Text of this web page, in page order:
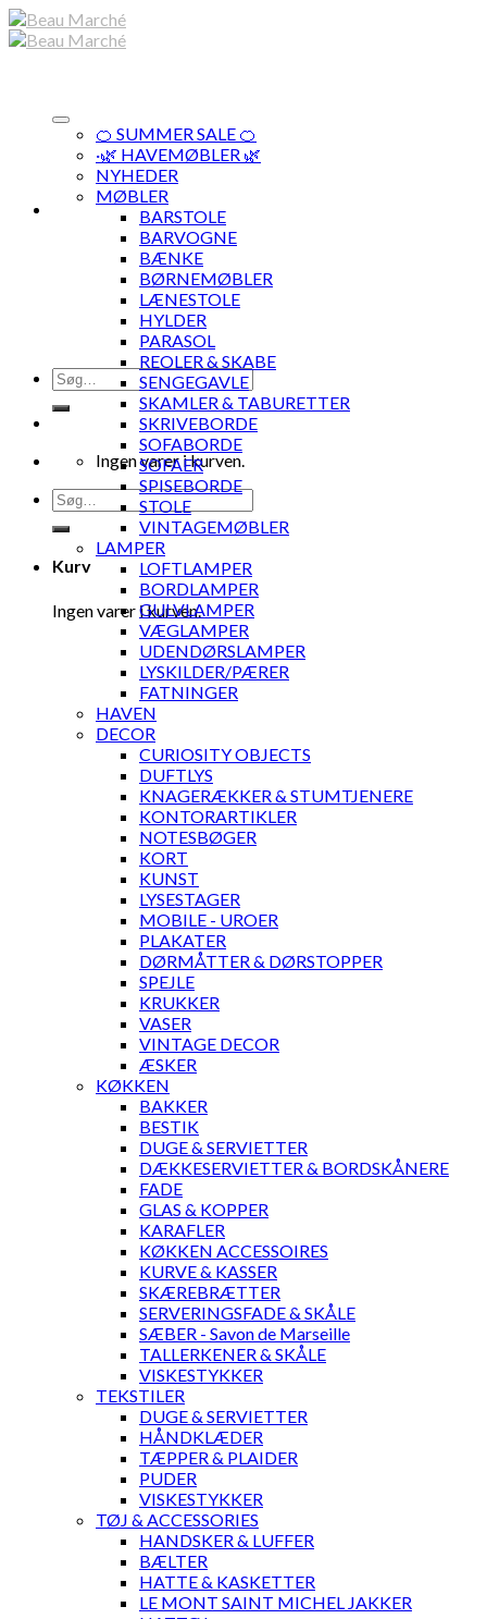
Skip
to
Søg
efter:
Ingen varer i kurven.
Søg
efter:
Kurv
Ingen varer i kurven.
🍊 SUMMER SALE 🍊
·🌿 HAVEMØBLER 🌿
NYHEDER
MØBLER
BARSTOLE
BARVOGNE
BÆNKE
BØRNEMØBLER
LÆNESTOLE
HYLDER
PARASOL
REOLER & SKABE
SENGEGAVLE
SKAMLER & TABURETTER
SKRIVEBORDE
SOFABORDE
SOFAER
SPISEBORDE
STOLE
VINTAGEMØBLER
LAMPER
LOFTLAMPER
BORDLAMPER
GULVLAMPER
VÆGLAMPER
UDENDØRSLAMPER
LYSKILDER/PÆRER
FATNINGER
HAVEN
DECOR
CURIOSITY OBJECTS
DUFTLYS
KNAGERÆKKER & STUMTJENERE
KONTORARTIKLER
NOTESBØGER
KORT
KUNST
LYSESTAGER
MOBILE - UROER
PLAKATER
DØRMÅTTER & DØRSTOPPER
SPEJLE
KRUKKER
VASER
VINTAGE DECOR
ÆSKER
KØKKEN
BAKKER
BESTIK
DUGE & SERVIETTER
DÆKKESERVIETTER & BORDSKÅNERE
FADE
GLAS & KOPPER
KARAFLER
KØKKEN ACCESSOIRES
KURVE & KASSER
SKÆREBRÆTTER
SERVERINGSFADE & SKÅLE
SÆBER - Savon de Marseille
TALLERKENER & SKÅLE
VISKESTYKKER
TEKSTILER
DUGE & SERVIETTER
HÅNDKLÆDER
TÆPPER & PLAIDER
PUDER
VISKESTYKKER
TØJ & ACCESSORIES
HANDSKER & LUFFER
BÆLTER
HATTE & KASKETTER
LE MONT SAINT MICHEL JAKKER